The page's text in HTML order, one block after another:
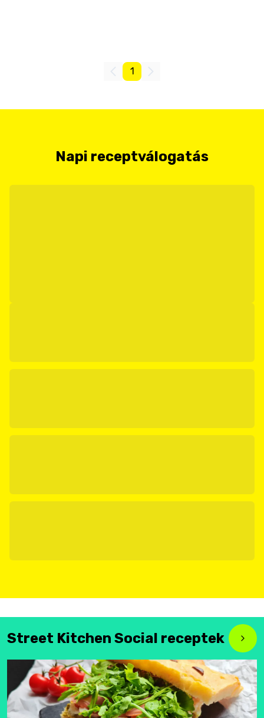
1
Napi receptválogatás
Street Kitchen Social receptek